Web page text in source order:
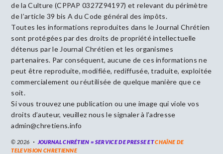
de la Culture (CPPAP 0327Z94197) et relevant du périmètre
de l’article 39 bis A du Code général des impôts.
Toutes les informations reproduites dans le Journal Chrétien
sont protégées par des droits de propriété intellectuelle
détenus par le Journal Chrétien et les organismes
partenaires. Par conséquent, aucune de ces informations ne
peut être reproduite, modifiée, rediffusée, traduite, exploitée
commercialement ou réutilisée de quelque manière que ce
soit.
Si vous trouvez une publication ou une image qui viole vos
droits d’auteur, veuillez nous le signaler à l’adresse
admin@chretiens.info
© 2026 JOURNAL CHRÉTIEN = SERVICE DE PRESSE ETCHAÎNE DE
TELEVISION CHRETIENNE